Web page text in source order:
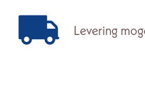
Levering